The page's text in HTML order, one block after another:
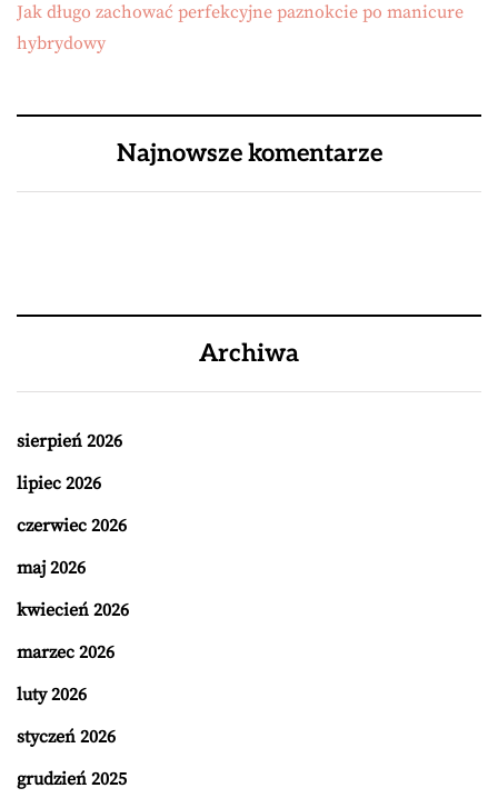
Jak długo zachować perfekcyjne paznokcie po manicure
hybrydowy
Najnowsze komentarze
Archiwa
sierpień 2026
lipiec 2026
czerwiec 2026
maj 2026
kwiecień 2026
marzec 2026
luty 2026
styczeń 2026
grudzień 2025